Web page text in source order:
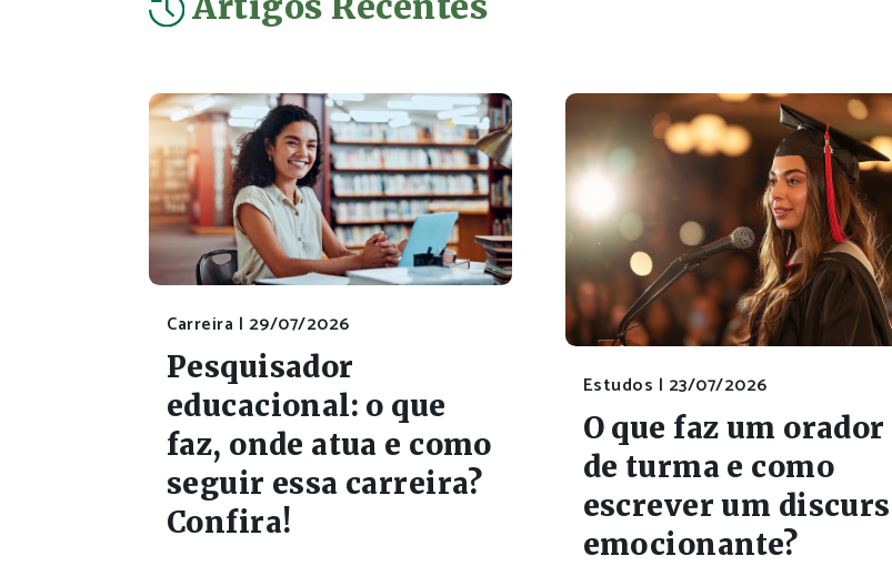
Carreira |29/07/2026
Pesquisador
educacional: o que
faz, onde atua e como
seguir essa carreira?
Confira!
Como é a rotina do pesquisador
Estudos |23/07/2026
O que faz um orador
de turma e como
escrever um discurso
emocionante?
Saiba o verdadeiro papel do orador,